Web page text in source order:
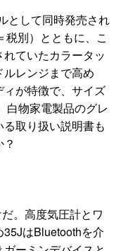
として同時発売され
税別）とともに、こ
ていたカラータッ
レンジまで高め
が特徴で、サイズ
白物家電製品のグレ
取り扱い説明書も
。高度気圧計とワ
はBluetoothを介